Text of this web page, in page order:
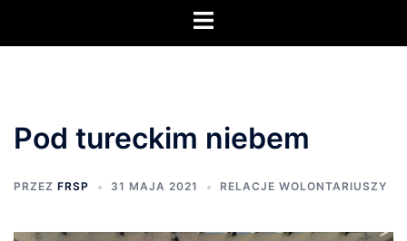
Pod tureckim niebem
PRZEZ FRSP 31 MAJA 2021 RELACJE WOLONTARIUSZY